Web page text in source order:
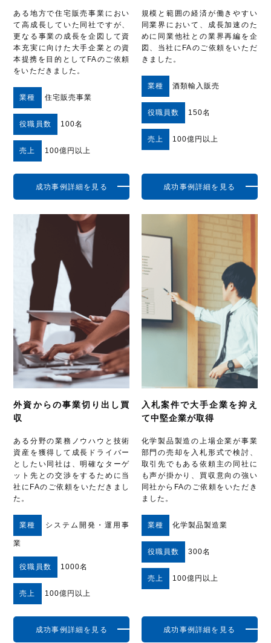
ある地方で住宅販売事業におい
て高成長していた同社ですが、
更なる事業の成長を企図して資
本充実に向けた大手企業との資
本提携を目的としてFAのご依頼
をいただきました。
業種 住宅販売事業
役職員数 100名
売上 100億円以上
成功事例詳細を見る
規模と範囲の経済が働きやすい
同業界において、成長加速のた
めに同業他社との業界再編を企
図、当社にFAのご依頼をいただ
きました。
業種 酒類輸入販売
役職員数 150名
売上 100億円以上
成功事例詳細を見る
外資からの事業切り出し買
収
ある分野の業務ノウハウと技術
資産を獲得して成長ドライバー
としたい同社は、明確なターゲ
ット先との交渉をするために当
社にFAのご依頼をいただきまし
た。
業種 システム開発・運用事
業
役職員数 1000名
売上 100億円以上
成功事例詳細を見る
入札案件で大手企業を抑え
て中堅企業が取得
化学製品製造の上場企業が事業
部門の売却を入札形式で検討、
取引先でもある依頼主の同社に
も声が掛かり、買収意向の強い
同社からFAのご依頼をいただき
ました。
業種 化学製品製造業
役職員数 300名
売上 100億円以上
成功事例詳細を見る